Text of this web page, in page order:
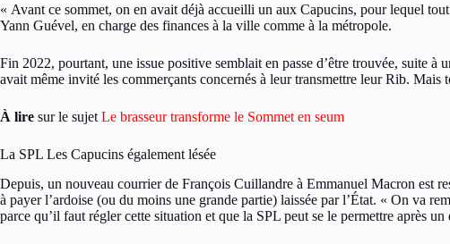
« Avant ce sommet, on en avait déjà accueilli un aux Capucins, pour lequel
Yann Guével, en charge des finances à la ville comme à la métropole.
Fin 2022, pourtant, une issue positive semblait en passe d’être trouvée, suite
avait même invité les commerçants concernés à leur transmettre leur Rib.
À lire sur le sujet Le brasseur transforme le Sommet en seum
La SPL Les Capucins également lésée
Depuis, un nouveau courrier de François Cuillandre à Emmanuel Macron est
à payer l’ardoise (ou du moins une grande partie) laissée par l’État. « On va
parce qu’il faut régler cette situation et que la SPL peut se le permettre après